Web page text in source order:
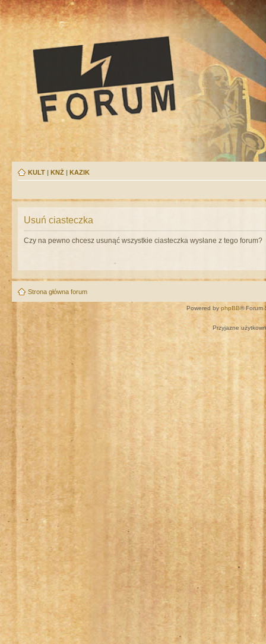
KULT | KNŻ | KAZIK
Usuń ciasteczka
Czy na pewno chcesz usunąć wszystkie ciasteczka wysłane z tego forum?
Strona główna forum
Powered by phpBB® Forum
Przyjazne